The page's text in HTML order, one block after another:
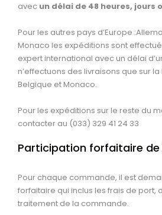
avec un délai de 48 heures, jours
Pour les autres pays d’Europe
Monaco les expéditions sont
expert international avec un délai
n’effectuons des livraisons que sur
Belgique et Monaco.
Pour les expéditions sur le reste du
contacter au (033) 329 41 24 33
Participation forfaitaire de
Pour chaque commande, il est
forfaitaire qui inclus les frais de port,
traitement de la commande.